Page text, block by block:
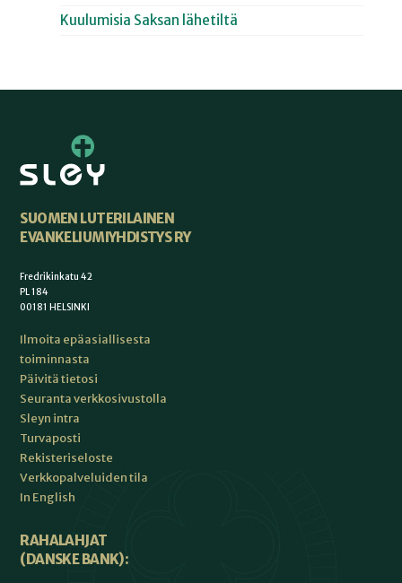
Kuulumisia Saksan lähetiltä
SUOMEN LUTERILAINEN
EVANKELIUMIYHDISTYS RY
Fredrikinkatu 42
PL 184
00181 HELSINKI
Ilmoita epäasiallisesta
toiminnasta
Päivitä tietosi
Seuranta verkkosivustolla
Sleyn intra
Turvaposti
Rekisteriseloste
Verkkopalveluiden tila
In English
RAHALAHJAT
(DANSKE BANK):